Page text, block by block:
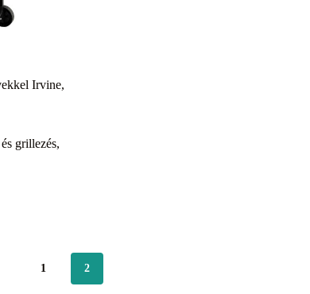
Irvine,
grillezés,
1 2